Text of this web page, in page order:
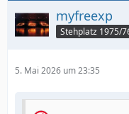
myfreexp
5. Mai 2026 um 23:35